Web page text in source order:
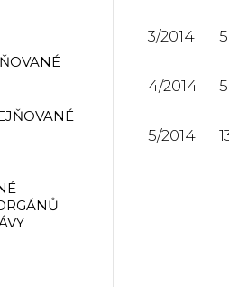
3/2014
4/2014
5/2014